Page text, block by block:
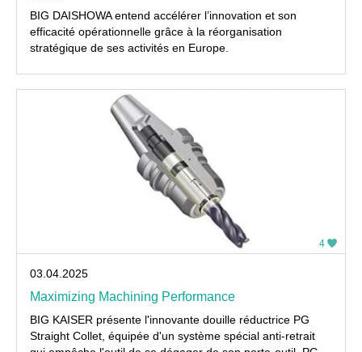
BIG DAISHOWA entend accélérer l’innovation et son
efficacité opérationnelle grâce à la réorganisation
stratégique de ses activités en Europe.
4
03.04.2025
Maximizing Machining Performance
BIG KAISER présente l'innovante douille réductrice PG
Straight Collet, équipée d'un système spécial anti-retrait